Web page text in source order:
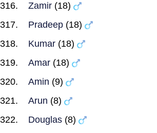
Zamir (18)
Pradeep (18)
Kumar (18)
Amar (18)
Amin (9)
Arun (8)
Douglas (8)